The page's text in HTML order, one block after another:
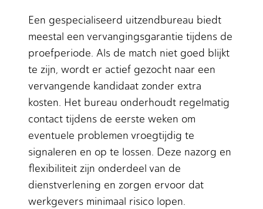
Een gespecialiseerd uitzendbureau biedt
meestal een vervangingsgarantie tijdens de
proefperiode. Als de match niet goed blijkt
te zijn, wordt er actief gezocht naar een
vervangende kandidaat zonder extra
kosten. Het bureau onderhoudt regelmatig
contact tijdens de eerste weken om
eventuele problemen vroegtijdig te
signaleren en op te lossen. Deze nazorg en
flexibiliteit zijn onderdeel van de
dienstverlening en zorgen ervoor dat
werkgevers minimaal risico lopen.